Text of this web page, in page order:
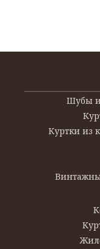
Шубы
Куртки из